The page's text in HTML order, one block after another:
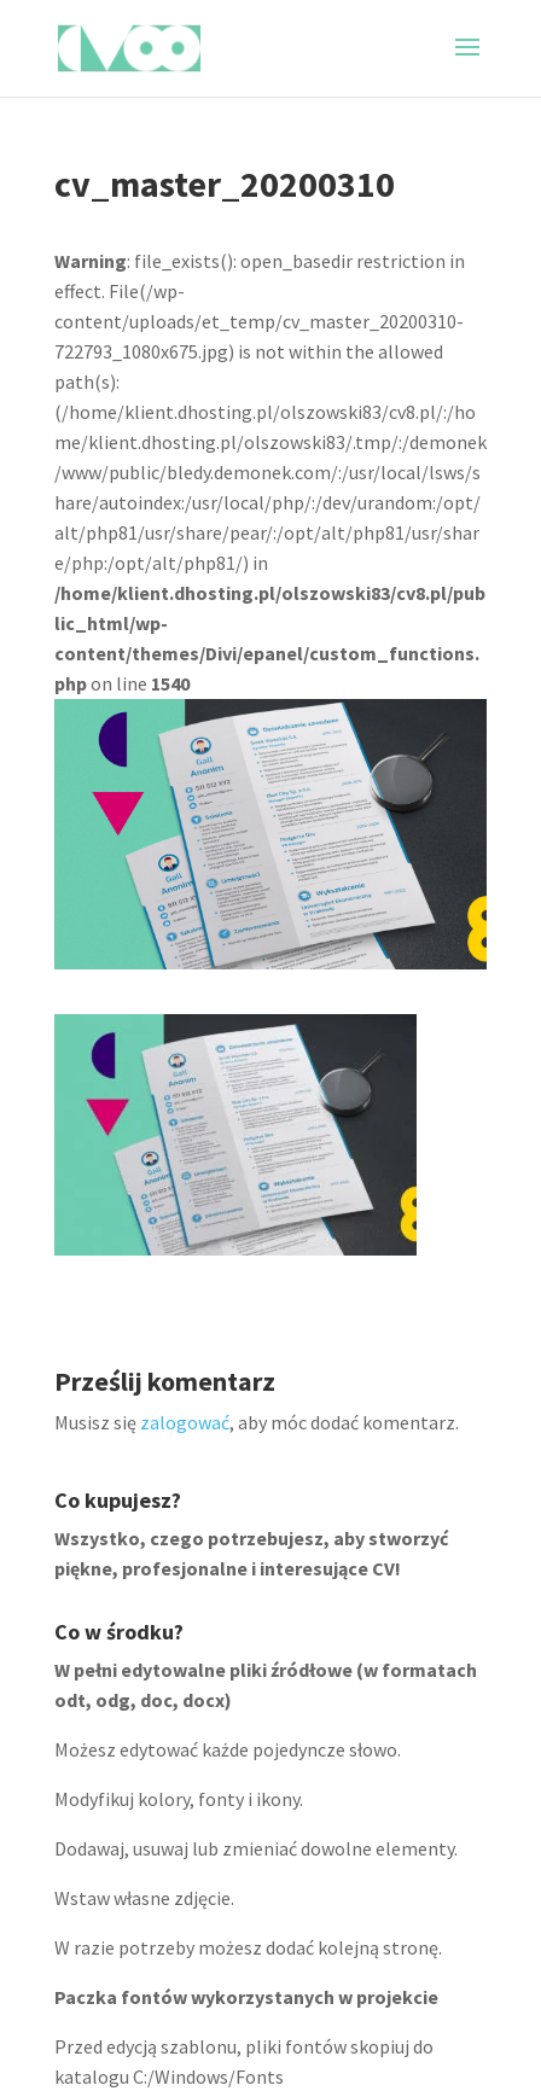
cv_master_20200310
Warning: file_exists(): open_basedir restriction in
effect. File(/wp-
content/uploads/et_temp/cv_master_20200310-
722793_1080x675.jpg) is not within the allowed
path(s):
(/home/klient.dhosting.pl/olszowski83/cv8.pl/:/ho
me/klient.dhosting.pl/olszowski83/.tmp/:/demonek
/www/public/bledy.demonek.com/:/usr/local/lsws/s
hare/autoindex:/usr/local/php/:/dev/urandom:/opt/
alt/php81/usr/share/pear/:/opt/alt/php81/usr/shar
e/php:/opt/alt/php81/) in
/home/klient.dhosting.pl/olszowski83/cv8.pl/pub
lic_html/wp-
content/themes/Divi/epanel/custom_functions.
phpon line 1540
Prześlij komentarz
Musisz się zalogować, aby móc dodać komentarz.
Co kupujesz?
Wszystko, czego potrzebujesz, aby stworzyć
piękne, profesjonalne i interesujące CV!
Co w środku?
W pełni edytowalne pliki źródłowe (w formatach
odt, odg, doc, docx)
Możesz edytować każde pojedyncze słowo.
Modyfikuj kolory, fonty i ikony.
Dodawaj, usuwaj lub zmieniać dowolne elementy.
Wstaw własne zdjęcie.
W razie potrzeby możesz dodać kolejną stronę.
Paczka fontów wykorzystanych w projekcie
Przed edycją szablonu, pliki fontów skopiuj do
katalogu C:/Windows/Fonts